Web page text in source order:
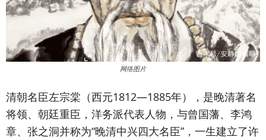
网络图片
清朝名臣左宗棠（西元1812—1885年），是晚清著名
将领、朝廷重臣，洋务派代表人物，与曾国藩、李鸿
章、张之洞并称为“晚清中兴四大名臣”，一生建立了许